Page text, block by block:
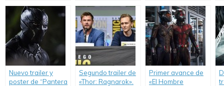
Super Bowl.
Nuevo trailer y
poster de “Pantera
Segundo trailer de
«Thor: Ragnarok».
Primer avance de
«El Hombre